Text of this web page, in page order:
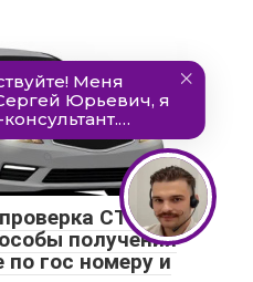
СТС
получения
гос номеру и